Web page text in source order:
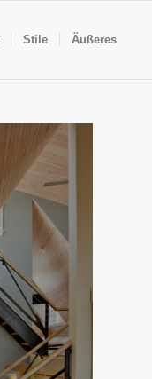
Stile Äußeres